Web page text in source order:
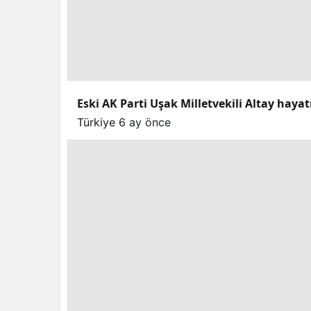
Eski AK Parti Uşak Milletvekili Altay
Türkiye 6 ay önce